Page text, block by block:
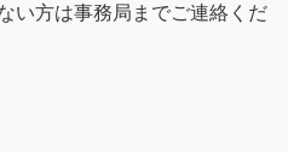
い方は事務局までご連絡くだ